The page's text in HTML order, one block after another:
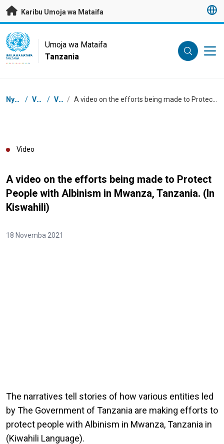
Nenda kwenye maudhui husika
Karibu Umoja wa Mataifa
UN Logo
UMOJA WA MATAIFA
TANZANIA
Umoja wa Mataifa
Tanzania
Masalia
Nyumbani / Vyanzo / Video / A video on the efforts being made to Protect People with Albinism in Mwanza, Tanzania. (In Kiswahili)
Video
A video on the efforts being made to Protect
People with Albinism in Mwanza, Tanzania. (In
Kiswahili)
18 Novemba 2021
The narratives tell stories of how various entities led
by The Government of Tanzania are making efforts to
protect people with Albinism in Mwanza, Tanzania in
(Kiwahili Language).